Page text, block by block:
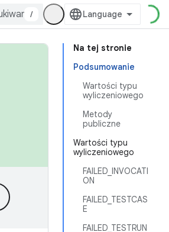
/
Na tej stronie
Podsumowanie
Wartości typu
wyliczeniowego
Metody
publiczne
Wartości typu
wyliczeniowego
FAILED_INVOCATI
ON
FAILED_TESTCAS
E
FAILED_TESTRUN